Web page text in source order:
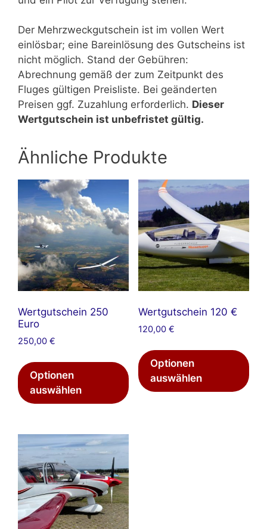
Der Mehrzweckgutschein ist im vollen Wert
einlösbar; eine Bareinlösung des Gutscheins ist
nicht möglich. Stand der Gebühren:
Abrechnung gemäß der zum Zeitpunkt des
Fluges gültigen Preisliste. Bei geänderten
Preisen ggf. Zuzahlung erforderlich. Dieser
Wertgutschein ist unbefristet gültig.
Ähnliche Produkte
Wertgutschein 250
Euro
250,00 €
Optionen
auswählen
Wertgutschein 120 €
120,00 €
Optionen
auswählen